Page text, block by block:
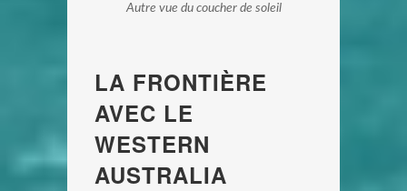
Autre vue du coucher de soleil
LA FRONTIÈRE
AVEC LE
WESTERN
AUSTRALIA